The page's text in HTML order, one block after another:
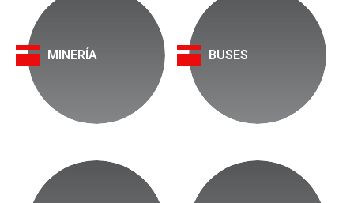
MINERÍA BUSES